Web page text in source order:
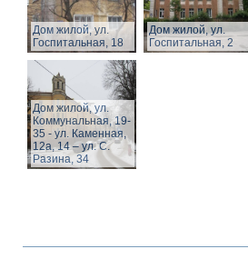
Дом жилой, ул.
Госпитальная, 18
Дом жилой, ул.
Госпитальная, 2
Дом жилой, ул.
Коммунальная, 19-
35 - ул. Каменная,
12а, 14 – ул. С.
Разина, 34